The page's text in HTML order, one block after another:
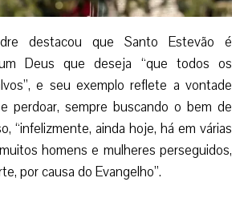
destacou que Santo Estevão é
Deus que deseja “que todos os
e seu exemplo reflete a vontade
perdoar, sempre buscando o bem de
“infelizmente, ainda hoje, há em várias
homens e mulheres perseguidos,
por causa do Evangelho”.